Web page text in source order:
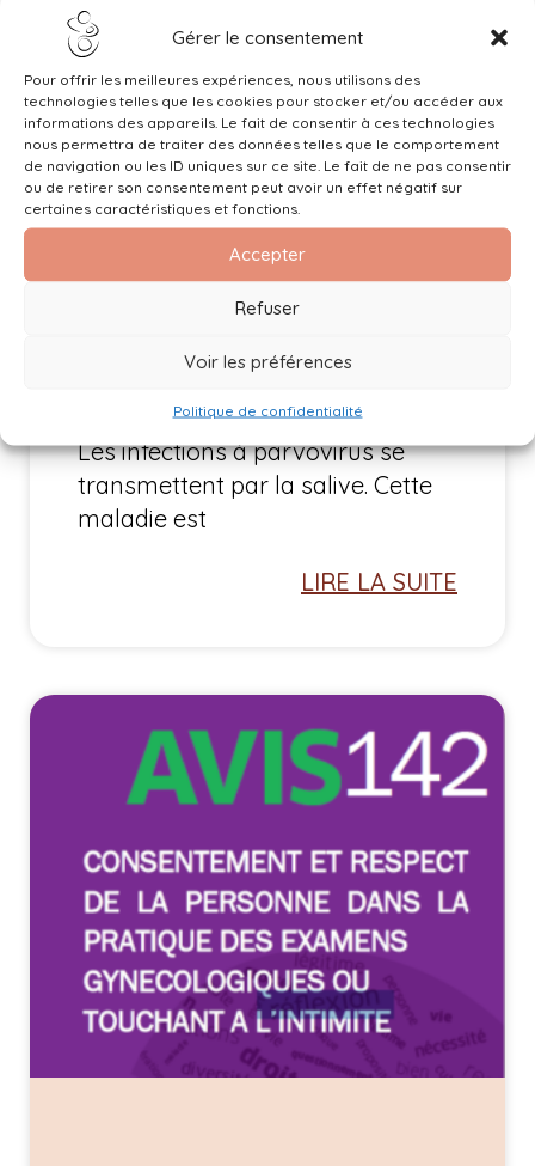
Gérer le consentement
Pour offrir les meilleures expériences, nous utilisons des
technologies telles que les cookies pour stocker et/ou accéder aux
informations des appareils. Le fait de consentir à ces technologies
nous permettra de traiter des données telles que le comportement
de navigation ou les ID uniques sur ce site. Le fait de ne pas consentir
ou de retirer son consentement peut avoir un effet négatif sur
certaines caractéristiques et fonctions.
Accepter
Refuser
Voir les préférences
Politique de confidentialité
Information importante
Parvovirus B19 et grossesse
Voici une infographie sur
Parvovirus B19 et grossesse.
Nous constatons actuellement
une forte prévalence d’infections
B19 (aussi appelée 5ème maladie).
Les infections à parvovirus se
transmettent par la salive. Cette
maladie est
LIRE LA SUITE